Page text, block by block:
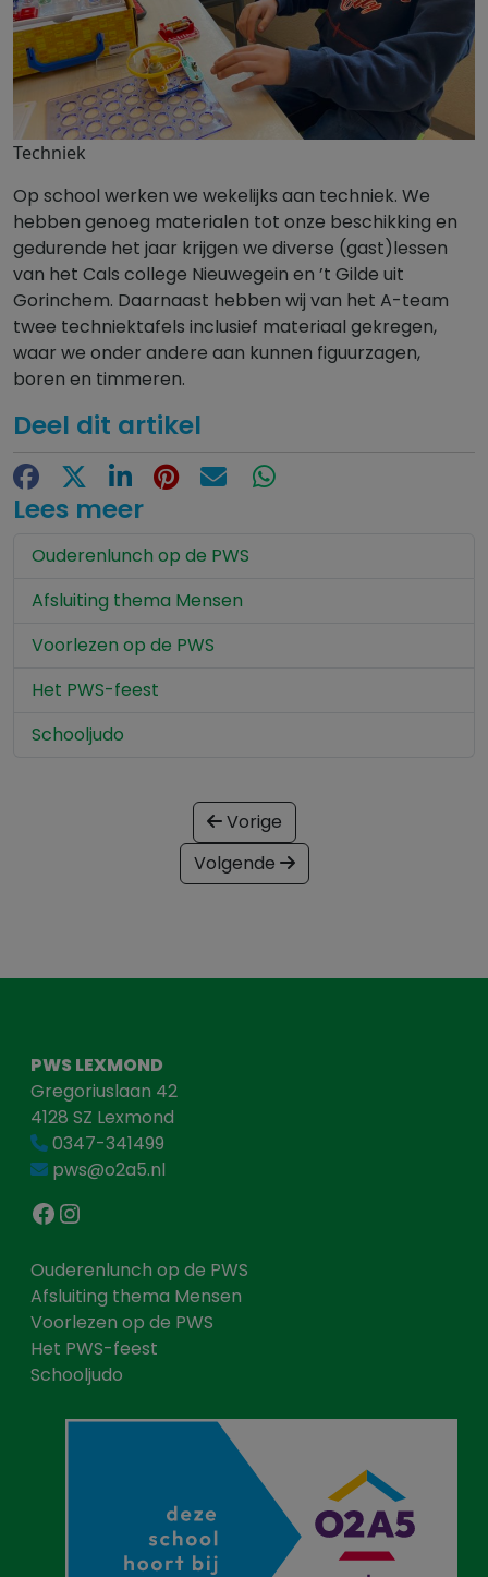
Techniek
Op school werken we wekelijks aan techniek. We
hebben genoeg materialen tot onze beschikking en
gedurende het jaar krijgen we diverse (gast)lessen
van het Cals college Nieuwegein en ’t Gilde uit
Gorinchem. Daarnaast hebben wij van het A-team
twee techniektafels inclusief materiaal gekregen,
waar we onder andere aan kunnen figuurzagen,
boren en timmeren.
Deel dit artikel
Facebook LinkedInPinterestE-mailWhatsApp
Lees meer
Ouderenlunch op de PWS
Afsluiting thema Mensen
Voorlezen op de PWS
Het PWS-feest
Schooljudo
Vorige
Volgende
PWS LEXMOND
Gregoriuslaan 42
4128 SZ Lexmond
0347-341499
pws@o2a5.nl
Facebook Instagram
Ouderenlunch op de PWS
Afsluiting thema Mensen
Voorlezen op de PWS
Het PWS-feest
Schooljudo